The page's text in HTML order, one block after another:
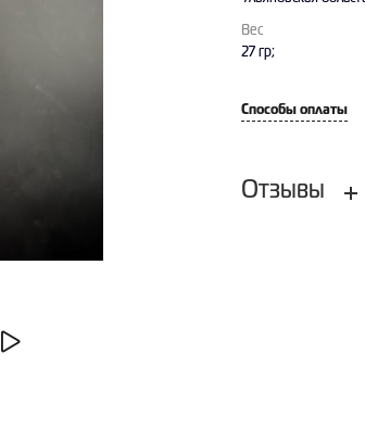
Вес
27 гр;
Способы оплаты
Отзывы